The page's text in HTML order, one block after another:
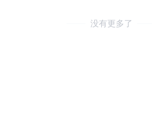
没有更多了